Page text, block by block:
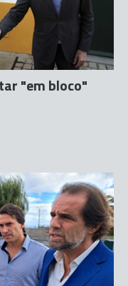
"em bloco"